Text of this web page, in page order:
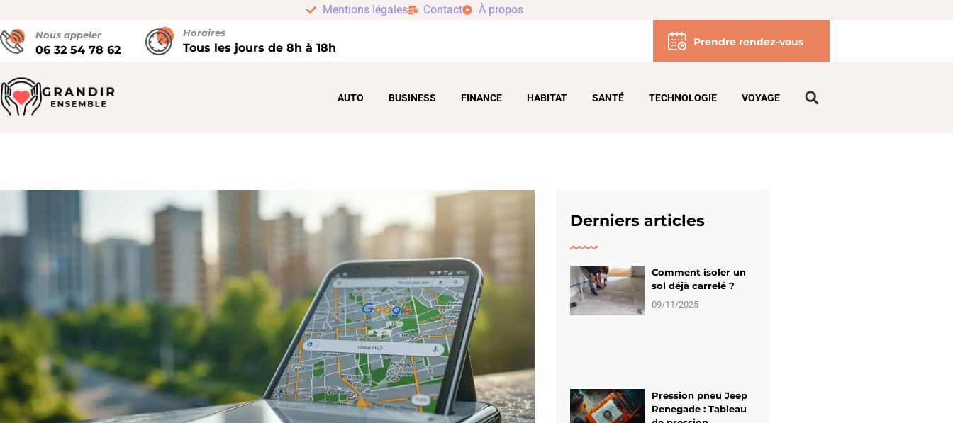
Mentions légales Contact À propos
Nous appeler
06 32 54 78 62
Horaires
Tous les jours de 8h à 18h Prendre rendez-vous
AUTO BUSINESS FINANCE HABITAT SANTÉ TECHNOLOGIE VOYAGE
Derniers articles
Comment isoler un
sol déjà carrelé ?
09/11/2025
Pression pneu Jeep
Renegade : Tableau